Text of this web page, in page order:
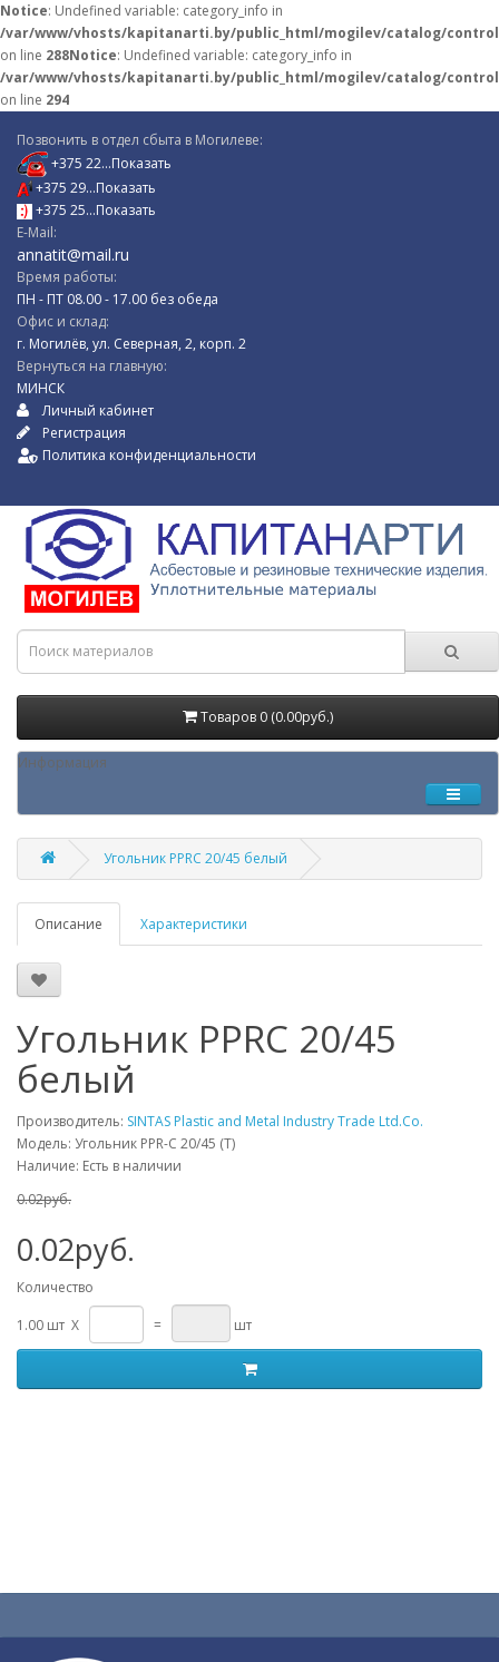
Notice: Undefined variable: category_info in
/var/www/vhosts/kapitanarti.by/public_html/mogilev/catalog/
on line 288Notice: Undefined variable: category_info in
/var/www/vhosts/kapitanarti.by/public_html/mogilev/catalog/
on line 294
Позвонить в отдел сбыта в Могилеве:
+375 22...Показать
+375 29...Показать
+375 25...Показать
E-Mail:
annatit@mail.ru
Время работы:
ПН - ПТ 08.00 - 17.00 без обеда
Oфис и склад:
г. Могилёв, ул. Северная, 2, корп. 2
Вернуться на главную:
МИНСК
Личный кабинет
Регистрация
Политика конфиденциальности
Товаров 0 (0.00руб.)
Информация
Угольник PPRC 20/45 белый
Описание Характеристики
Угольник PPRC 20/45
белый
Производитель: SINTAS Plastic and Metal Industry Trade Ltd.Co.
Модель: Угольник PPR-C 20/45 (Т)
Наличие: Есть в наличии
0.02руб.
0.02руб.
Количество
1.00 шт X
= шт